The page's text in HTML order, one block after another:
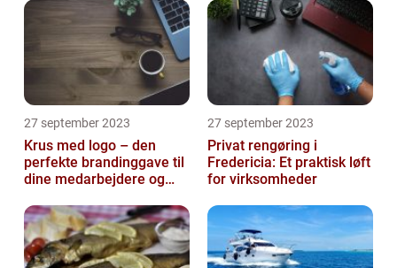
27 september 2023
Krus med logo – den
perfekte brandinggave til
dine medarbejdere og
27 september 2023
Privat rengøring i
Fredericia: Et praktisk løft
for virksomheder